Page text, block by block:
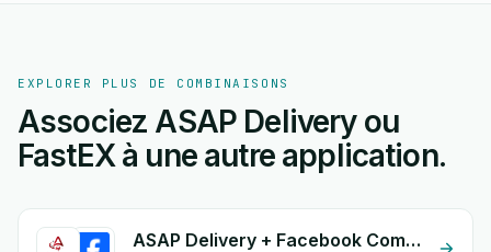
EXPLORER PLUS DE COMBINAISONS
Associez ASAP Delivery ou
FastEX à une autre application.
ASAP Delivery + Facebook Comments